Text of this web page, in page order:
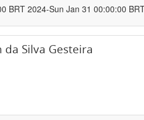
BRT 2024-Sun Jan 31 00:00:00
da Silva Gesteira